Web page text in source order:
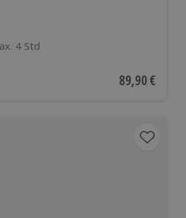
4 Std
auf 183 Bewertungen
Aktueller
89,90 €